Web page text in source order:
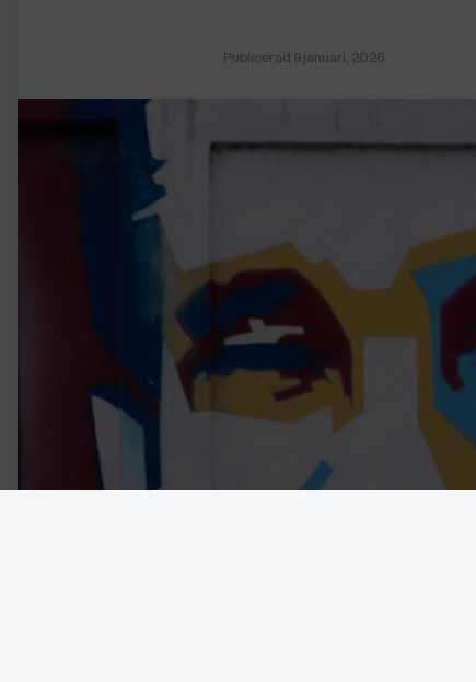
Publicerad 9 januari, 2026